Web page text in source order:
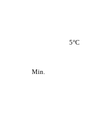
Min.
5°C